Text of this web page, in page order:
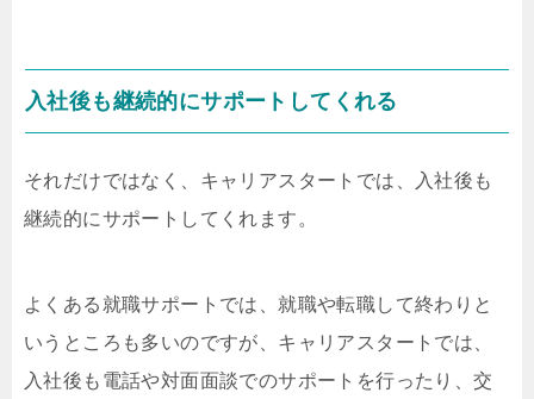
入社後も継続的にサポートしてくれる
それだけではなく、キャリアスタートでは、入社後も
継続的にサポートしてくれます。
よくある就職サポートでは、就職や転職して終わりと
いうところも多いのですが、キャリアスタートでは、
入社後も電話や対面面談でのサポートを行ったり、交